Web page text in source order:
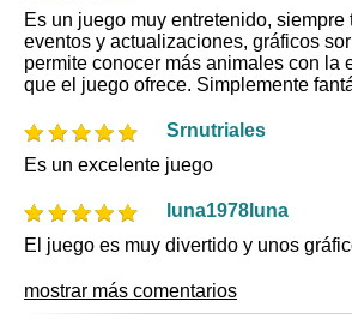
Es un juego muy entretenido,
eventos y actualizaciones, gráficos
permite conocer más animales con la
que el juego ofrece. Simplemente
Srnutriales
Es un excelente juego
luna1978luna
El juego es muy divertido y unos
mostrar más comentarios